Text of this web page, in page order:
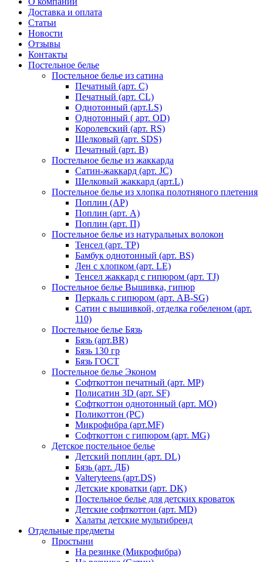
Доставка и оплата
Статьи
Новости
Отзывы
Контакты
Постельное белье
Постельное белье из сатина
Печатный (арт. С)
Печатный (арт. СL)
Однотонный (арт.LS)
Однотонный ( арт. OD)
Королевский (арт. RS)
Шелковый (арт. SDS)
Печатный (арт. В)
Постельное белье из жаккарда
Сатин-жаккард (арт. JC)
Шелковый жаккард (арт.L)
Постельное белье из хлопка полотняного плетения
Поплин (AP)
Поплин (арт. А)
Поплин (арт. П)
Постельное белье из натуральных волокон
Тенсел (арт. ТР)
Бамбук однотонный (арт. BS)
Лен с хлопком (арт. LE)
Тенсел жаккард с гипюром (арт. TJ)
Постельное белье Вышивка, гипюр
Перкаль с гипюром (арт. AB-SG)
Сатин с вышивкой, отделка гобеленом (арт.
110)
Постельное белье Бязь
Бязь (арт.BR)
Бязь 130 гр
Бязь ГОСТ
Постельное белье Эконом
Софткоттон печатный (арт. MР)
Полисатин 3D (арт. SF)
Софткоттон однотонный (арт. MO)
Поликоттон (PC)
Микрофибра (арт.MF)
Софткоттон с гипюром (арт. MG)
Детское постельное белье
Детский поплин (арт. DL)
Бязь (арт. ДБ)
Valteryteens (арт.DS)
Детские кроватки (арт. DK)
Постельное белье для детских кроваток
Детские софткоттон (арт. MD)
Халаты детские мультибренд
Отдельные предметы
Простыни
На резинке (Микрофибра)